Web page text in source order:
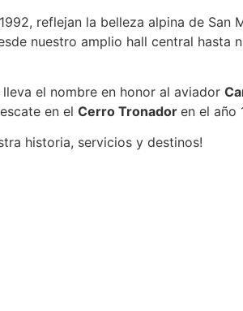
reflejan la belleza alpina de San
nuestro amplio hall central
lleva el nombre en honor al aviador
en el Cerro Tronador en el año
historia, servicios y destinos!